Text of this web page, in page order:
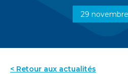
29
< Retour aux actualités